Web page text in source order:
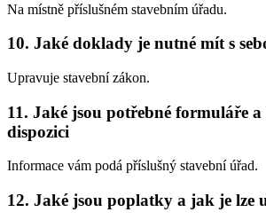
Na místně příslušném stavebním úřadu.
10. Jaké doklady je nutné mít s
Upravuje stavební zákon.
11. Jaké jsou potřebné formuláře
dispozici
Informace vám podá příslušný stavební úřad.
12. Jaké jsou poplatky a jak je lze